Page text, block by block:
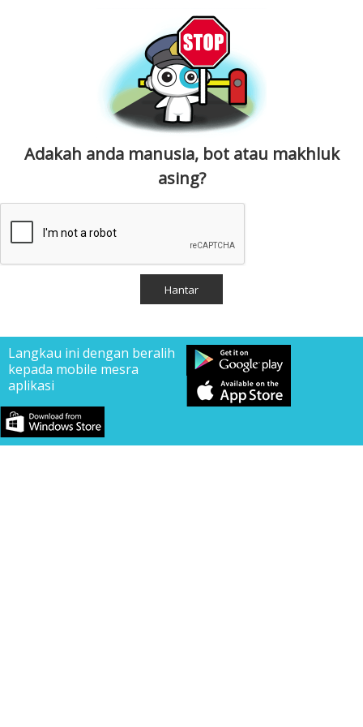
Adakah anda manusia, bot atau makhluk
asing?
Langkau ini dengan beralih
kepada mobile mesra
aplikasi